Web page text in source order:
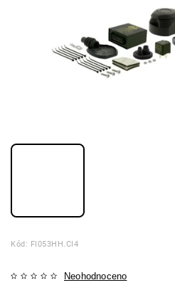
Kód: FI053HH.CI4
Neohodnoceno